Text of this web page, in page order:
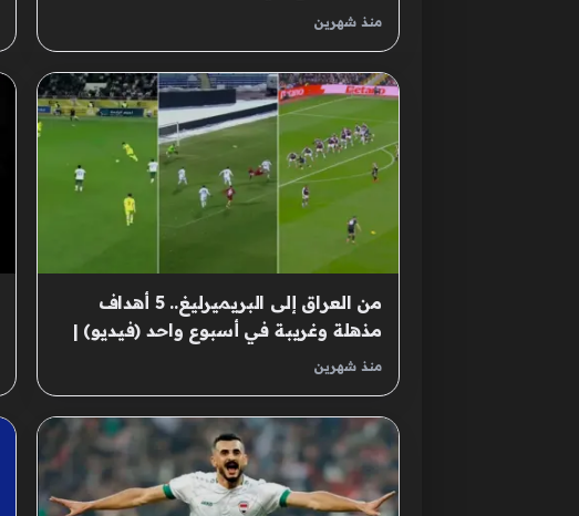
العالم 2026
منذ شهرين
من العراق إلى البريميرليغ.. 5 أهداف
مذهلة وغريبة في أسبوع واحد (فيديو) |
رياضة
منذ شهرين